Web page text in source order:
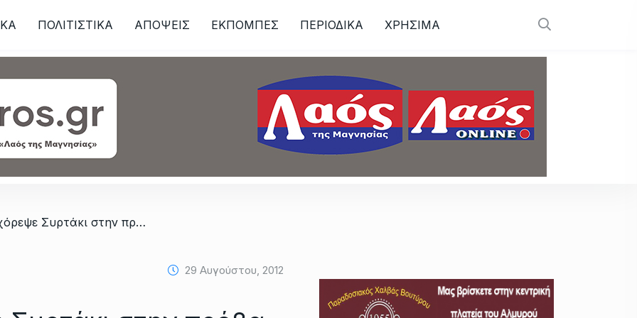
ΠΟΛΙΤΙΣΤΙΚΑ ΑΠΟΨΕΙΣ ΕΚΠΟΜΠΕΣ ΠΕΡΙΟΔΙΚΑ ΧΡΗΣΙΜΑ
/ Ο Αλμυρός χόρεψε Συρτάκι στην πρόβα του ρεκόρ Guinness
29 Αυγούστου, 2012